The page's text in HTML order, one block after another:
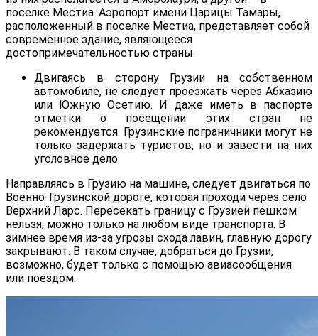
поселке Местиа. Аэропорт имени Царицы Тамары,
расположенный в поселке Местиа, представляет собой
современное здание, являющееся
достопримечательностью страны.
Двигаясь в сторону Грузии на собственном
автомобиле, не следует проезжать через Абхазию
или Южную Осетию. И даже иметь в паспорте
отметки о посещении этих стран не
рекомендуется. Грузинские пограничники могут не
только задержать туристов, но и завести на них
уголовное дело.
Направляясь в Грузию на машине, следует двигаться по
Военно-Грузинской дороге, которая проходи через село
Верхний Ларс. Пересекать границу с Грузией пешком
нельзя, можно только на любом виде транспорта. В
зимнее время из-за угрозы схода лавин, главную дорогу
закрывают. В таком случае, добраться до Грузии,
возможно, будет только с помощью авиасообщения
или поездом.